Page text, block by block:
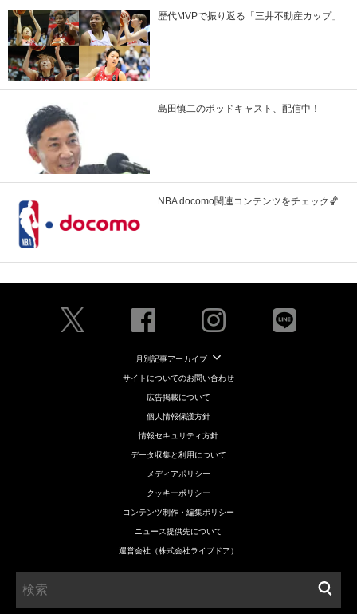
歴代MVPで振り返る「三井不動産カップ」
島田慎二のポッドキャスト、配信中！
NBA docomo関連コンテンツをチェック🏀
月別記事アーカイブ
サイトについてのお問い合わせ
広告掲載について
個人情報保護方針
情報セキュリティ方針
データ収集と利用について
メディアポリシー
クッキーポリシー
コンテンツ制作・編集ポリシー
ニュース提供先について
運営会社（株式会社ライブドア）